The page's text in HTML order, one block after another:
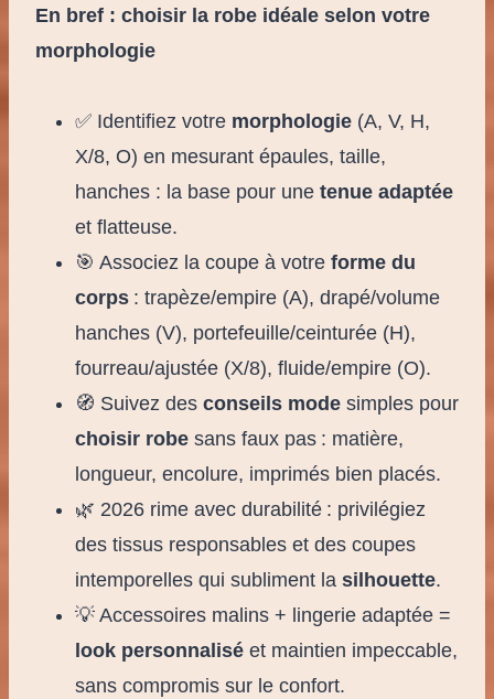
En bref : choisir la robe idéale selon votre
morphologie
✅ Identifiez votre morphologie (A, V, H,
X/8, O) en mesurant épaules, taille,
hanches : la base pour une tenue adaptée
et flatteuse.
🎯 Associez la coupe à votre forme du
corps : trapèze/empire (A), drapé/volume
hanches (V), portefeuille/ceinturée (H),
fourreau/ajustée (X/8), fluide/empire (O).
🧭 Suivez des conseils mode simples pour
choisir robe sans faux pas : matière,
longueur, encolure, imprimés bien placés.
🌿 2026 rime avec durabilité : privilégiez
des tissus responsables et des coupes
intemporelles qui subliment la silhouette.
💡 Accessoires malins + lingerie adaptée =
look personnalisé et maintien impeccable,
sans compromis sur le confort.